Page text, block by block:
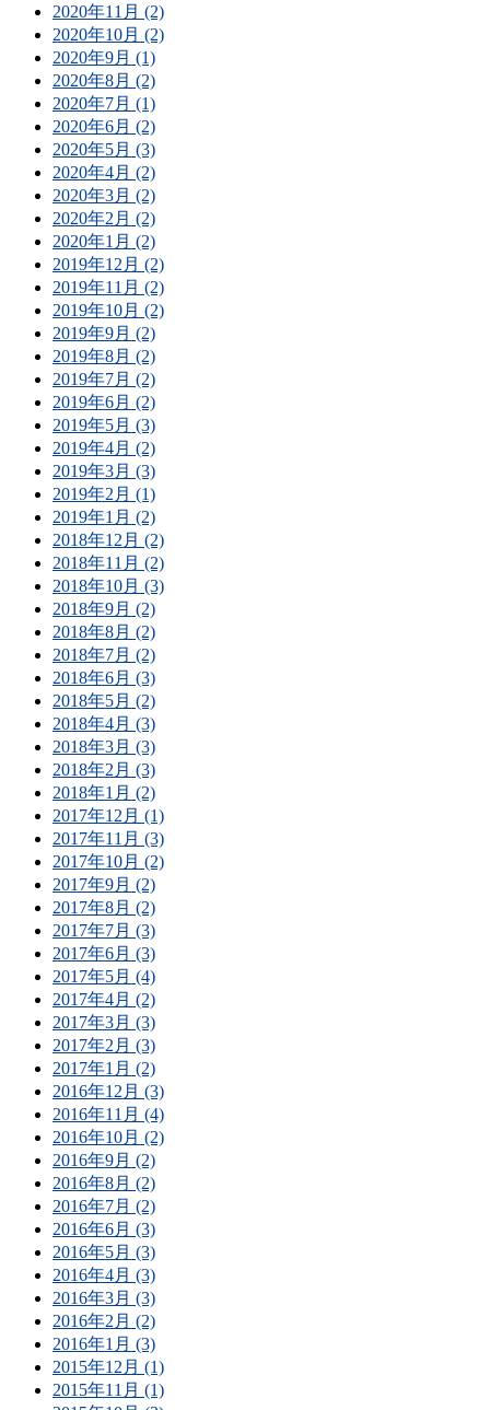
2020年11月 (2)
2020年10月 (2)
2020年9月 (1)
2020年8月 (2)
2020年7月 (1)
2020年6月 (2)
2020年5月 (3)
2020年4月 (2)
2020年3月 (2)
2020年2月 (2)
2020年1月 (2)
2019年12月 (2)
2019年11月 (2)
2019年10月 (2)
2019年9月 (2)
2019年8月 (2)
2019年7月 (2)
2019年6月 (2)
2019年5月 (3)
2019年4月 (2)
2019年3月 (3)
2019年2月 (1)
2019年1月 (2)
2018年12月 (2)
2018年11月 (2)
2018年10月 (3)
2018年9月 (2)
2018年8月 (2)
2018年7月 (2)
2018年6月 (3)
2018年5月 (2)
2018年4月 (3)
2018年3月 (3)
2018年2月 (3)
2018年1月 (2)
2017年12月 (1)
2017年11月 (3)
2017年10月 (2)
2017年9月 (2)
2017年8月 (2)
2017年7月 (3)
2017年6月 (3)
2017年5月 (4)
2017年4月 (2)
2017年3月 (3)
2017年2月 (3)
2017年1月 (2)
2016年12月 (3)
2016年11月 (4)
2016年10月 (2)
2016年9月 (2)
2016年8月 (2)
2016年7月 (2)
2016年6月 (3)
2016年5月 (3)
2016年4月 (3)
2016年3月 (3)
2016年2月 (2)
2016年1月 (3)
2015年12月 (1)
2015年11月 (1)